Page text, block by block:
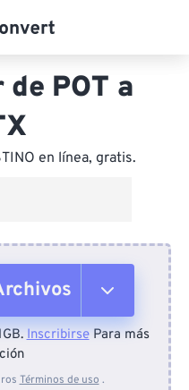
POT a
en línea, gratis.
InscribirsePara más
Términos de uso .